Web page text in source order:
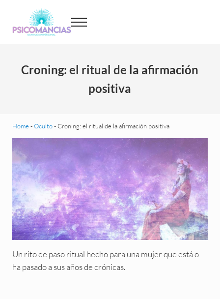
Psicomancias
Menu
Croning: el ritual de la afirmación
positiva
Home -Oculto-Croning: el ritual de la afirmación positiva
Un rito de paso ritual hecho para una mujer que está o
ha pasado a sus años de crónicas.